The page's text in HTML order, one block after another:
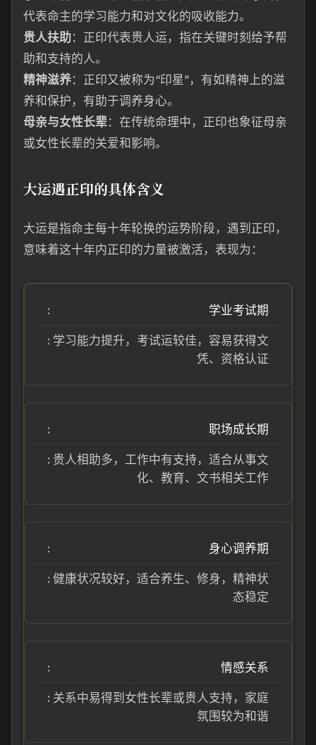
代表命主的学习能力和对文化的吸收能力。
贵人扶助：正印代表贵人运，指在关键时刻给予帮
助和支持的人。
精神滋养：正印又被称为“印星”，有如精神上的滋
养和保护，有助于调养身心。
母亲与女性长辈：在传统命理中，正印也象征母亲
或女性长辈的关爱和影响。
大运遇正印的具体含义
大运是指命主每十年轮换的运势阶段，遇到正印，
意味着这十年内正印的力量被激活，表现为：
学业考试期
学习能力提升，考试运较佳，容易获得文
凭、资格认证
职场成长期
贵人相助多，工作中有支持，适合从事文
化、教育、文书相关工作
身心调养期
健康状况较好，适合养生、修身，精神状
态稳定
情感关系
关系中易得到女性长辈或贵人支持，家庭
氛围较为和谐